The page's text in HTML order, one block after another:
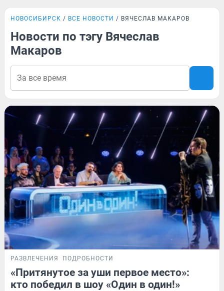
НОВОСИБИРСК ВСЕ НОВОСТИ ВЯЧЕСЛАВ МАКАРОВ
Новости по тэгу Вячеслав
Макаров
РАЗВЛЕЧЕНИЯ ПОДРОБНОСТИ
«Притянутое за уши первое место»:
кто победил в шоу «Один в один!»